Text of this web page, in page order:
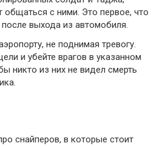
общаться с ними. Это первое, что
после выхода из автомобиля.
не поднимая тревогу.
и убейте врагов в указанном
никто из них не видел смерть
снайперов, в которые стоит